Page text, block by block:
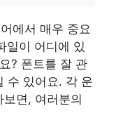
에서 매우 중요
일이 어디에 있
? 폰트를 잘 관
수 있어요. 각 운
면, 여러분의